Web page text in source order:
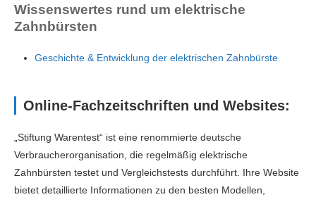
Wissenswertes rund um elektrische
Zahnbürsten
Geschichte & Entwicklung der elektrischen Zahnbürste
Online-Fachzeitschriften und Websites:
„Stiftung Warentest“ ist eine renommierte deutsche
Verbraucherorganisation, die regelmäßig elektrische
Zahnbürsten testet und Vergleichstests durchführt. Ihre Website
bietet detaillierte Informationen zu den besten Modellen,